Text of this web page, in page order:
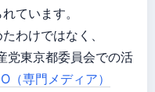
ています。
わけではなく、
党東京都委員会での活
（専門メディア）